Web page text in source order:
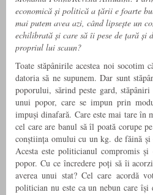
economi­că și politică a țării e foarte
mai putem avea azi, când lipsește un
echilibrată și care să îi pese de țară și
propriul lui scaun?
Toate stăpânirile acestea noi so­cotim
datoria să ne supunem. Dar sunt
poporului, sărind peste gard,
unui popor, care se impun prin
impuși dinafară. Care este mai tare în
cel care are banul să îl poată corupe
conștiința omului cu un kg. de făină
Acesta este politicianul compromis și
popor. Cu ce încredere poți să îi
averea unui stat? Cel care acordă
politician nu este ca un nebun care își